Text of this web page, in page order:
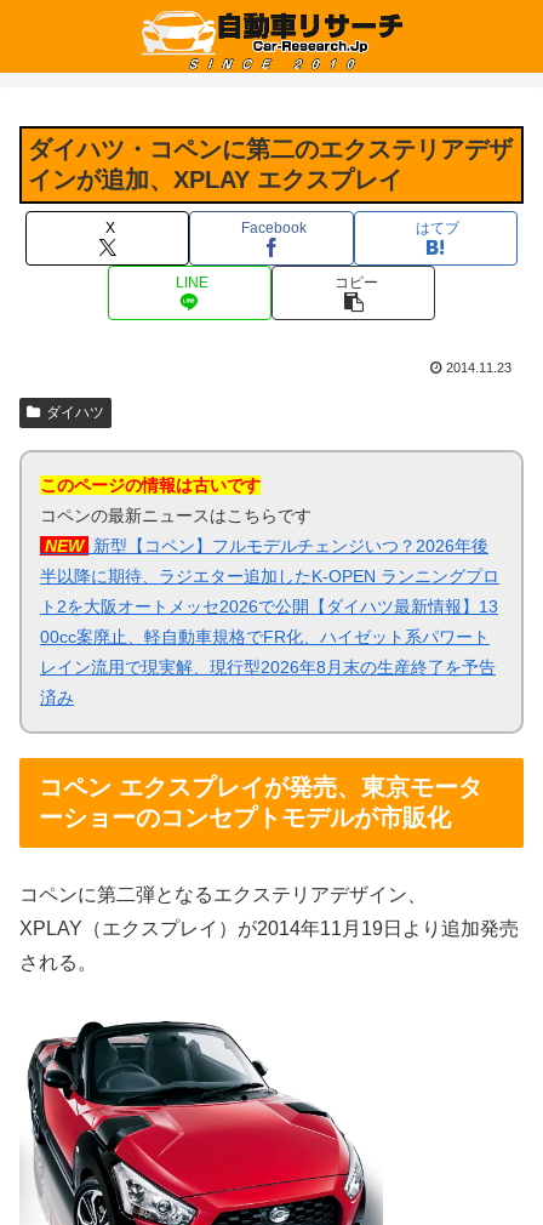
ダイハツ・コペンに第二のエクステリアデザ
インが追加、XPLAY エクスプレイ
X Facebook はてブ
LINE コピー
2014.11.23
ダイハツ
このページの情報は古いです
コペンの最新ニュースはこちらです
NEW 新型【コペン】フルモデルチェンジいつ？2026年後
半以降に期待、ラジエター追加したK-OPEN ランニングプロ
ト2を大阪オートメッセ2026で公開【ダイハツ最新情報】13
00cc案廃止、軽自動車規格でFR化、ハイゼット系パワート
レイン流用で現実解、現行型2026年8月末の生産終了を予告
済み
コペン エクスプレイが発売、東京モータ
ーショーのコンセプトモデルが市販化
コペンに第二弾となるエクステリアデザイン、
XPLAY（エクスプレイ）が2014年11月19日より追加発売
される。